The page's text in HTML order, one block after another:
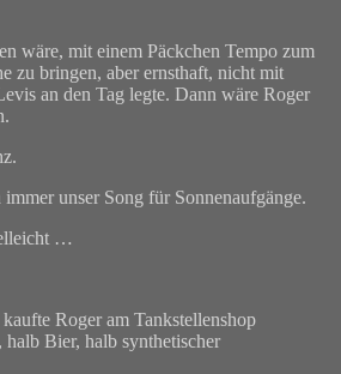
wäre, mit einem Päckchen Tempo zum
zu bringen, aber ernsthaft, nicht mit
an den Tag legte. Dann wäre Roger
unser Song für Sonnenaufgänge.
…
Roger am Tankstellenshop
Bier, halb synthetischer